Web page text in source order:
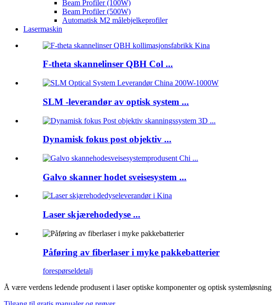
Beam Profiler (100W)
Beam Profiler (500W)
Automatisk M2 målebjelkeprofiler
Lasermaskin
F-theta skannelinser QBH Col ...
SLM -leverandør av optisk system ...
Dynamisk fokus post objektiv ...
Galvo skanner hodet sveisesystem ...
Laser skjærehodedyse ...
Påføring av fiberlaser i myke pakkebatterier
forespørseldetalj
Å være verdens ledende produsent i laser optiske komponenter og optisk systemløsning